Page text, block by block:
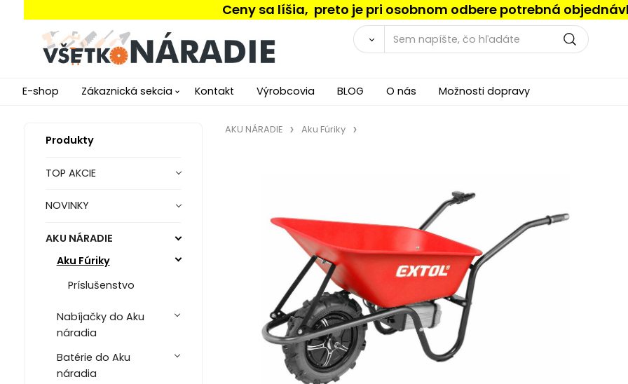
Ceny sa líšia, preto je pri osobnom odbere potrebná
E-shop Zákaznická sekcia Kontakt Výrobcovia BLOG O nás Možnosti dopravy
Produkty
TOP AKCIE
NOVINKY
AKU NÁRADIE
Aku Fúriky
Príslušenstvo
Nabíjačky do Aku
náradia
Batérie do Aku
náradia
AKU NÁRADIE Aku Fúriky